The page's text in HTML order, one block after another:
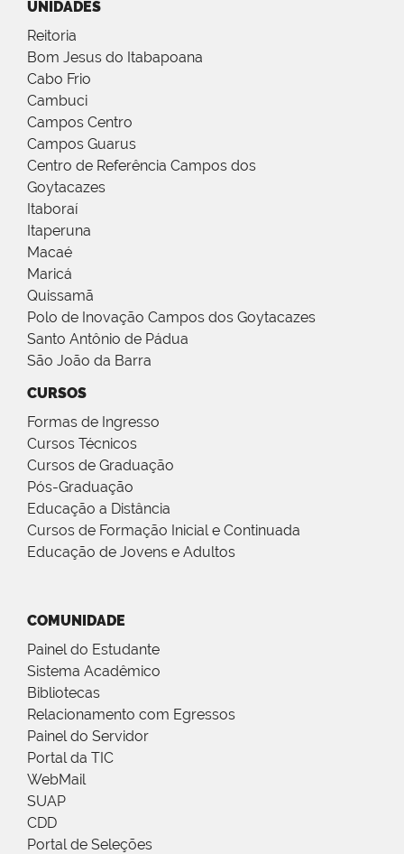
UNIDADES
Reitoria
Bom Jesus do Itabapoana
Cabo Frio
Cambuci
Campos Centro
Campos Guarus
Centro de Referência Campos dos
Goytacazes
Itaboraí
Itaperuna
Macaé
Maricá
Quissamã
Polo de Inovação Campos dos Goytacazes
Santo Antônio de Pádua
São João da Barra
CURSOS
Formas de Ingresso
Cursos Técnicos
Cursos de Graduação
Pós-Graduação
Educação a Distância
Cursos de Formação Inicial e Continuada
Educação de Jovens e Adultos
COMUNIDADE
Painel do Estudante
Sistema Acadêmico
Bibliotecas
Relacionamento com Egressos
Painel do Servidor
Portal da TIC
WebMail
SUAP
CDD
Portal de Seleções